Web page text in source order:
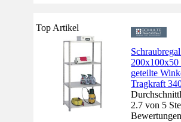
Top Artikel
200x100x50
geteilte
Tragkraft
2.7 von 5